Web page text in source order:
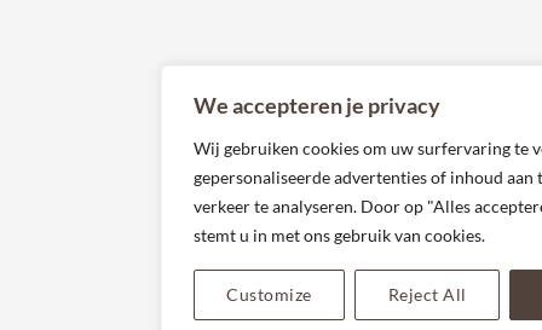
We accepteren je privacy
Wij gebruiken cookies om uw surfervaring te
gepersonaliseerde advertenties of inhoud aan
verkeer te analyseren. Door op "Alles
stemt u in met ons gebruik van cookies.
Customize Reject All